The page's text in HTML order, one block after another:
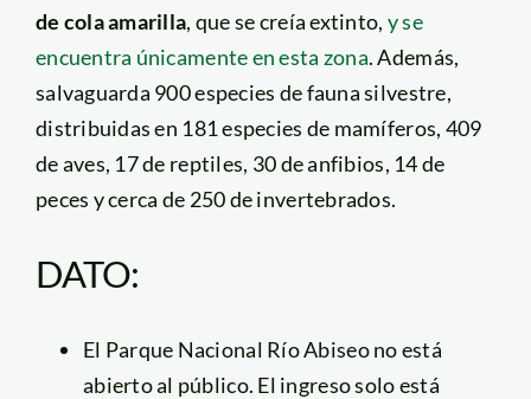
de cola amarilla, que se creía extinto, y se
encuentra únicamente en esta zona. Además,
salvaguarda 900 especies de fauna silvestre,
distribuidas en 181 especies de mamíferos, 409
de aves, 17 de reptiles, 30 de anfibios, 14 de
peces y cerca de 250 de invertebrados.
DATO:
El Parque Nacional Río Abiseo no está
abierto al público. El ingreso solo está